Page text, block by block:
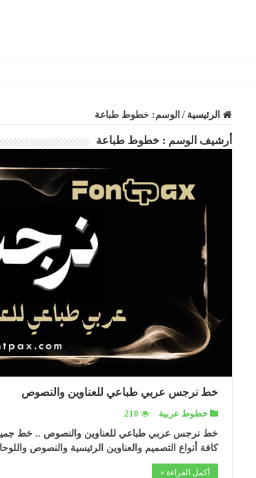
الرئيسية / الوسم: خطوط طباعة
أرشيف الوسم : خطوط طباعة
خط نرجس عربي طباعي للعناوين والنصوص
خطوط عربية
210
خط نرجس عربي طباعي للعناوين والنصوص .. خط
كافة أنواع التصميم والعناوين الرئيسية والنصوص
أكمل القراءة »